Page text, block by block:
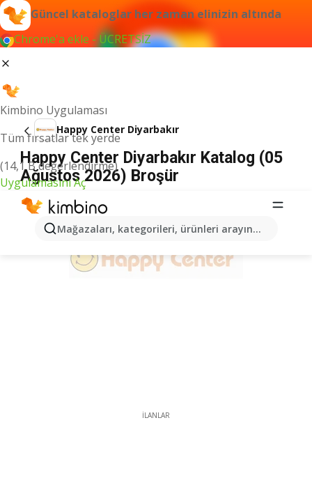
Güncel kataloglar her zaman elinizin altında
Chrome'a ekle - ÜCRETSİZ
Kimbino Uygulaması
Tüm fırsatlar tek yerde
(14,1 B değerlendirme)
Uygulamasını Aç
Mağazaları, kategorileri, ürünleri arayın...
Happy Center Diyarbakır
Happy Center Diyarbakır Katalog (05
Ağustos 2026) Broşür
İLANLAR